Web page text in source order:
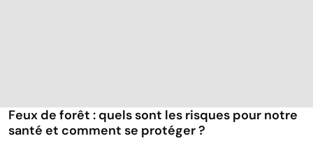
Feux de forêt : quels sont les risques pour notre
santé et comment se protéger ?